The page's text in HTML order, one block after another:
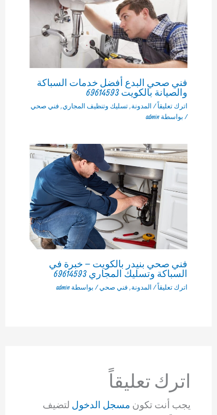
فني صحي البدع أفضل خدمات السباكة
والصيانة بالكويت 69614593
اترك تعليقاً/ المدونة,تسليك وتنظيف المجاري, فني صحي
/ بواسطة admin
فني صحي بنيدر بالكويت – خبرة في
السباكة وتسليك المجاري 69614593
اترك تعليقاً / المدونة, فني صحي/ بواسطة admin
اترك تعليقاً
يجب أنت تكون مسجل الدخول لتضيف